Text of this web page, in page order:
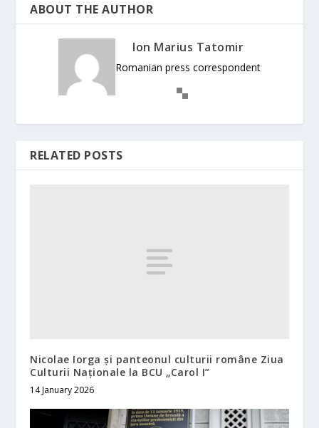
ABOUT THE AUTHOR
Ion Marius Tatomir
Romanian press correspondent
RELATED POSTS
Nicolae Iorga și panteonul culturii române Ziua
Culturii Naționale la BCU „Carol I”
14 January 2026